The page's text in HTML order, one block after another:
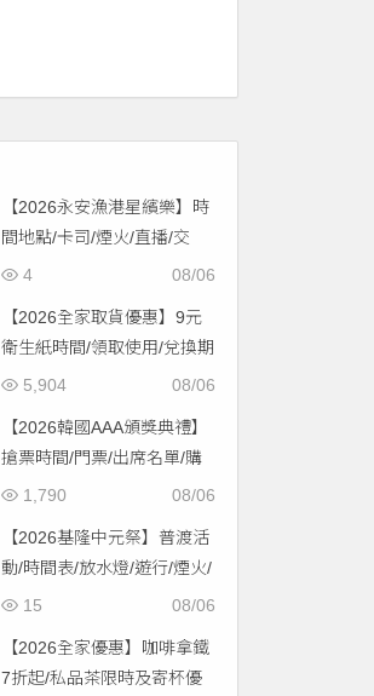
【2026永安漁港星繽樂】時
間地點/卡司/煙火/直播/交
通，免費入場！
08/06
4
【2026全家取貨優惠】9元
衛生紙時間/領取使用/兌換期
限一次看！
08/06
5,904
【2026韓國AAA頒獎典禮】
搶票時間/門票/出席名單/購
票一次看！
08/06
1,790
【2026基隆中元祭】普渡活
動/時間表/放水燈/遊行/煙火/
交通一次看！
08/06
15
【2026全家優惠】咖啡拿鐵
7折起/私品茶限時及寄杯優